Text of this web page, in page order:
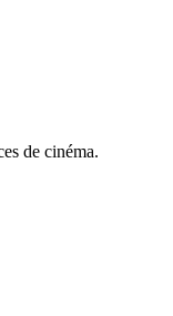
de cinéma.